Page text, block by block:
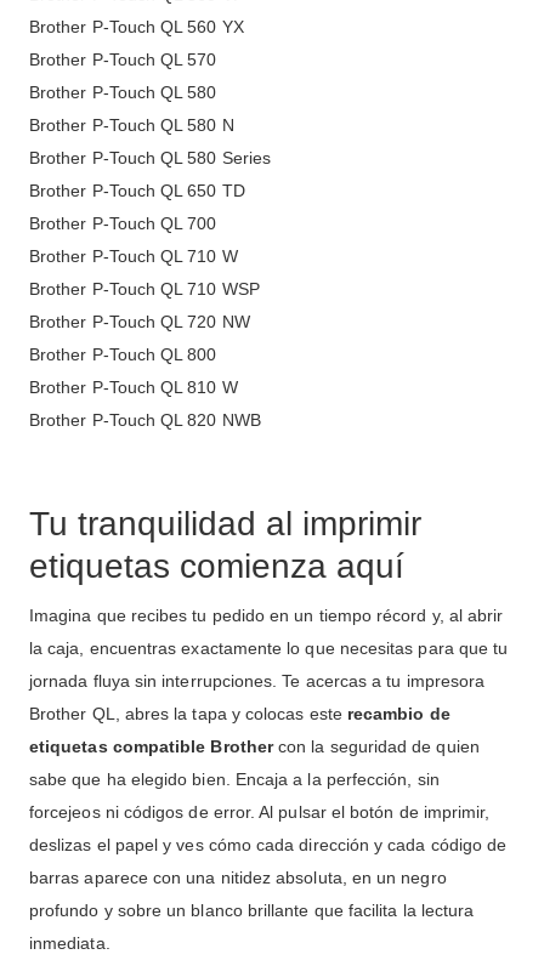
Brother P-Touch QL 560 YX
Brother P-Touch QL 570
Brother P-Touch QL 580
Brother P-Touch QL 580 N
Brother P-Touch QL 580 Series
Brother P-Touch QL 650 TD
Brother P-Touch QL 700
Brother P-Touch QL 710 W
Brother P-Touch QL 710 WSP
Brother P-Touch QL 720 NW
Brother P-Touch QL 800
Brother P-Touch QL 810 W
Brother P-Touch QL 820 NWB
Tu tranquilidad al imprimir
etiquetas comienza aquí
Imagina que recibes tu pedido en un tiempo récord y, al abrir
la caja, encuentras exactamente lo que necesitas para que tu
jornada fluya sin interrupciones .Te acercas a tu impresora
Brother QL, abres la tapa y colocas este recambio de
etiquetas compatible Brothercon la seguridad de quien
sabe que ha elegido bien . Encaja a la perfección, sin
forcejeos ni códigos de error.Al pulsar el botón de imprimir,
deslizas el papel y ves cómo cada dirección y cada código de
barras aparece con una nitidez absoluta, en un negro
profundo y sobre un blanco brillante que facilita la lectura
inmediata